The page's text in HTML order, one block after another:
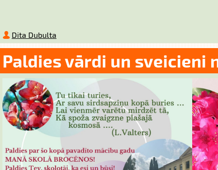
Dita Dubulta
Paldies vārdi un sveicieni